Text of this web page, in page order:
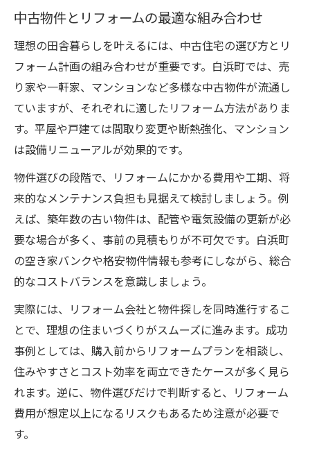
中古物件とリフォームの最適な組み合わせ
理想の田舎暮らしを叶えるには、中古住宅の選び方とリ
フォーム計画の組み合わせが重要です。白浜町では、売
り家や一軒家、マンションなど多様な中古物件が流通し
ていますが、それぞれに適したリフォーム方法がありま
す。平屋や戸建ては間取り変更や断熱強化、マンション
は設備リニューアルが効果的です。
物件選びの段階で、リフォームにかかる費用や工期、将
来的なメンテナンス負担も見据えて検討しましょう。例
えば、築年数の古い物件は、配管や電気設備の更新が必
要な場合が多く、事前の見積もりが不可欠です。白浜町
の空き家バンクや格安物件情報も参考にしながら、総合
的なコストバランスを意識しましょう。
実際には、リフォーム会社と物件探しを同時進行するこ
とで、理想の住まいづくりがスムーズに進みます。成功
事例としては、購入前からリフォームプランを相談し、
住みやすさとコスト効率を両立できたケースが多く見ら
れます。逆に、物件選びだけで判断すると、リフォーム
費用が想定以上になるリスクもあるため注意が必要で
す。